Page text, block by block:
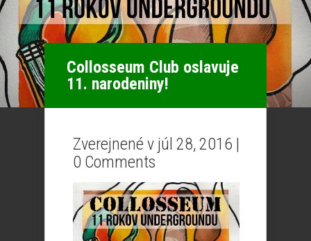
Collosseum Club oslavuje
11. narodeniny!
Zverejnené v júl 28, 2016 |
0 Comments